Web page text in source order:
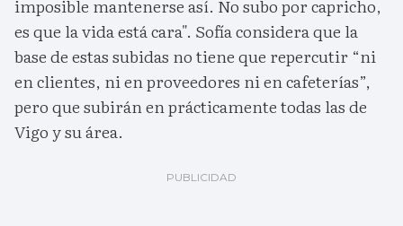
imposible mantenerse así. No subo por capricho,
es que la vida está cara". Sofía considera que la
base de estas subidas no tiene que repercutir “ni
en clientes, ni en proveedores ni en cafeterías”,
pero que subirán en prácticamente todas las de
Vigo y su área.